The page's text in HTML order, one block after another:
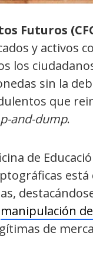
Futuros
y activos
los
sin la
que
and-dump.
de
manipulación
de